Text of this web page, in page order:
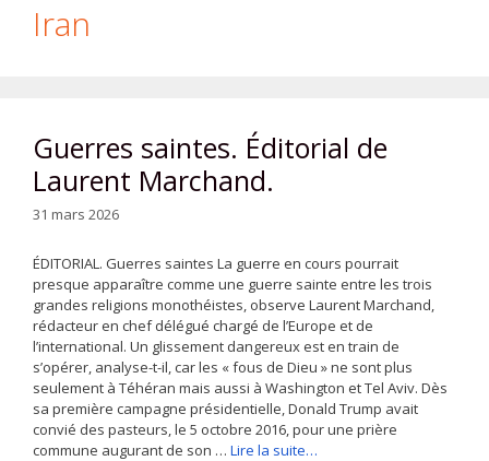
Iran
Guerres saintes. Éditorial de
Laurent Marchand.
31 mars 2026
ÉDITORIAL. Guerres saintes La guerre en cours pourrait
presque apparaître comme une guerre sainte entre les trois
grandes religions monothéistes, observe Laurent Marchand,
rédacteur en chef délégué chargé de l’Europe et de
l’international. Un glissement dangereux est en train de
s’opérer, analyse-t-il, car les « fous de Dieu » ne sont plus
seulement à Téhéran mais aussi à Washington et Tel Aviv. Dès
sa première campagne présidentielle, Donald Trump avait
convié des pasteurs, le 5 octobre 2016, pour une prière
commune augurant de son … Lire la suite…